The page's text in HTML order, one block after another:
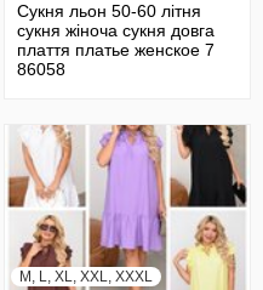
Сукня льон 50-60 літня
сукня жіноча сукня довга
плаття платье женское 7
86058
M, L, XL, XXL, XXXL